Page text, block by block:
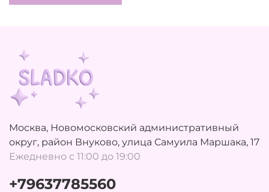
Москва, Новомосковский административный
округ, район Внуково, улица Самуила Маршака, 17
Ежедневно с 11:00 до 19:00
+79637785560